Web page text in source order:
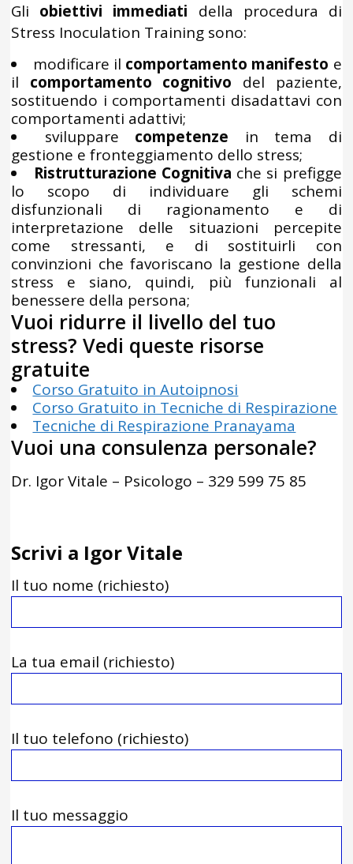
Gli obiettivi immediati della procedura di
Stress Inoculation Training sono:
modificare il comportamento manifesto e
il comportamento cognitivo del paziente,
sostituendo i comportamenti disadattavi con
comportamenti adattivi;
sviluppare competenze in tema di
gestione e fronteggiamento dello stress;
Ristrutturazione Cognitiva che si prefigge
lo scopo di individuare gli schemi
disfunzionali di ragionamento e di
interpretazione delle situazioni percepite
come stressanti, e di sostituirli con
convinzioni che favoriscano la gestione della
stress e siano, quindi, più funzionali al
benessere della persona;
Vuoi ridurre il livello del tuo
stress? Vedi queste risorse
gratuite
Corso Gratuito in Autoipnosi
Corso Gratuito in Tecniche di Respirazione
Tecniche di Respirazione Pranayama
Vuoi una consulenza personale?
Dr. Igor Vitale – Psicologo – 329 599 75 85
Scrivi a Igor Vitale
Il tuo nome (richiesto)
La tua email (richiesto)
Il tuo telefono (richiesto)
Il tuo messaggio